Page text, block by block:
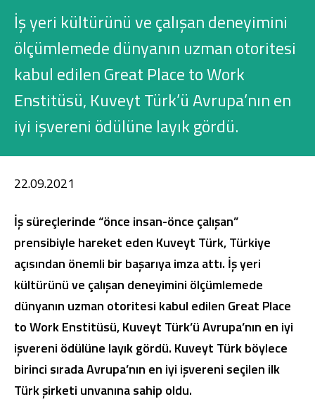
Araç Finansmanı
Konut Finansmanı
Yatırım Fonları
Ticari Kartlar
Tarım Finansmanı
Leasing
Yatırım
İş yeri kültürünü ve çalışan deneyimini
ölçümlemede dünyanın uzman otoritesi
kabul edilen Great Place to Work
Enstitüsü, Kuveyt Türk’ü Avrupa’nın en
iyi işvereni ödülüne layık gördü.
22.09.2021
İş süreçlerinde “önce insan-önce çalışan”
prensibiyle hareket eden Kuveyt Türk, Türkiye
açısından önemli bir başarıya imza attı. İş yeri
kültürünü ve çalışan deneyimini ölçümlemede
dünyanın uzman otoritesi kabul edilen Great Place
to Work Enstitüsü, Kuveyt Türk’ü Avrupa’nın en iyi
işvereni ödülüne layık gördü. Kuveyt Türk böylece
birinci sırada Avrupa’nın en iyi işvereni seçilen ilk
Türk şirketi unvanına sahip oldu.